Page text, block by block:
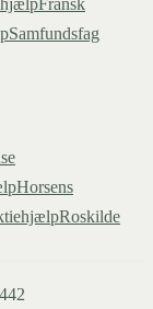
Fransk
Samfundsfag
Horsens
Roskilde